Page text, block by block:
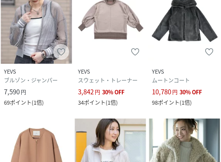
YEVS
ブルゾン・ジャンパー
7,590円
69ポイント(1倍)
YEVS
スウェット・トレーナー
3,842円 30%OFF
34ポイント(1倍)
YEVS
ムートンコート
10,780円 30%OFF
98ポイント(1倍)